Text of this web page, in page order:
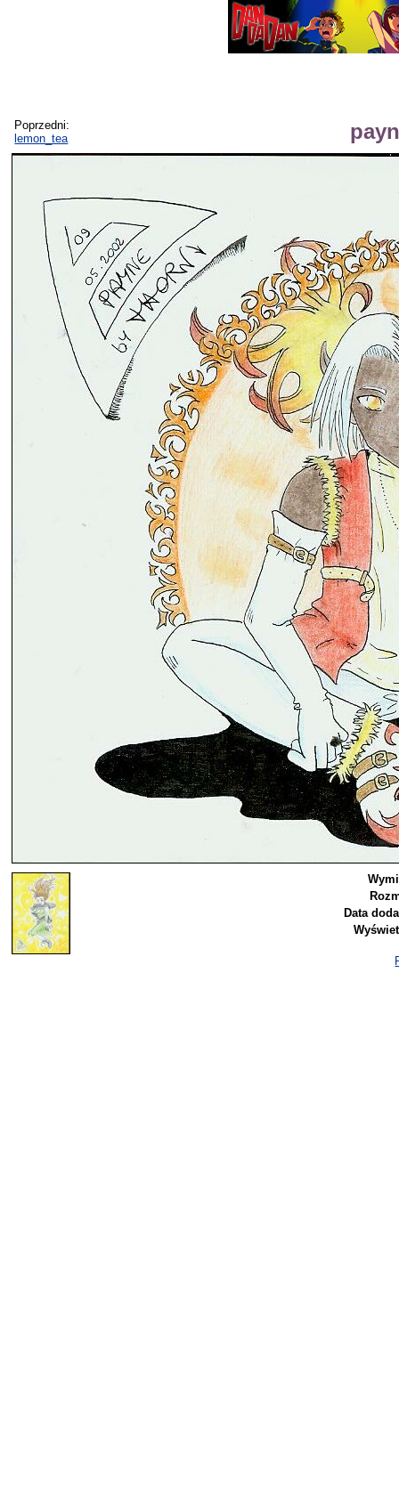
Poprzedni:
lemon_tea
Data